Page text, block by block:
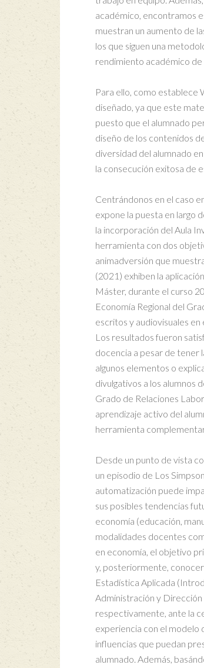
académico, encontramos
muestran un aumento de
los que siguen una
rendimiento académico de
Para ello, como establece
diseñado, ya que este
puesto que el alumnado
diseño de los contenidos
diversidad del alumnado
la consecución exitosa de
Centrándonos en el caso
expone la puesta en largo
la incorporación del Aula
herramienta con dos
animadversión que
(2021) exhiben la
Máster, durante el curso
Economía Regional del
escritos y audiovisuales en
Los resultados fueron
docencia a pesar de tener
algunos elementos o
divulgativos a los alumnos
Grado de Relaciones
aprendizaje activo del
herramienta
Desde un punto de vista
un episodio de Los
automatización puede
sus posibles tendencias
economía (educación,
modalidades docentes
en economía, el objetivo
y, posteriormente,
Estadística Aplicada
Administración y
respectivamente, ante la
experiencia con el modelo
influencias que puedan
alumnado. Además,